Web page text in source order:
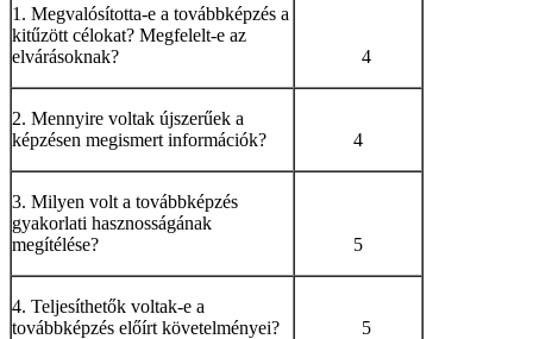
1. Megvalósította-e a továbbképzés a
kitűzött célokat? Megfelelt-e az
elvárásoknak?
4
2. Mennyire voltak újszerűek a
képzésen megismert információk?
4
3. Milyen volt a továbbképzés
gyakorlati hasznosságának
megítélése?
5
4. Teljesíthetők voltak-e a
továbbképzés előírt követelményei?
5